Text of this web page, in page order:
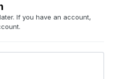
If you have an account,